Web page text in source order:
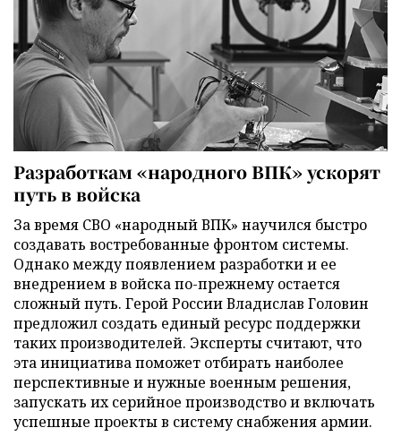
Разработкам «народного ВПК» ускорят
путь в войска
За время СВО «народный ВПК» научился быстро
создавать востребованные фронтом системы.
Однако между появлением разработки и ее
внедрением в войска по-прежнему остается
сложный путь. Герой России Владислав Головин
предложил создать единый ресурс поддержки
таких производителей. Эксперты считают, что
эта инициатива поможет отбирать наиболее
перспективные и нужные военным решения,
запускать их серийное производство и включать
успешные проекты в систему снабжения армии.